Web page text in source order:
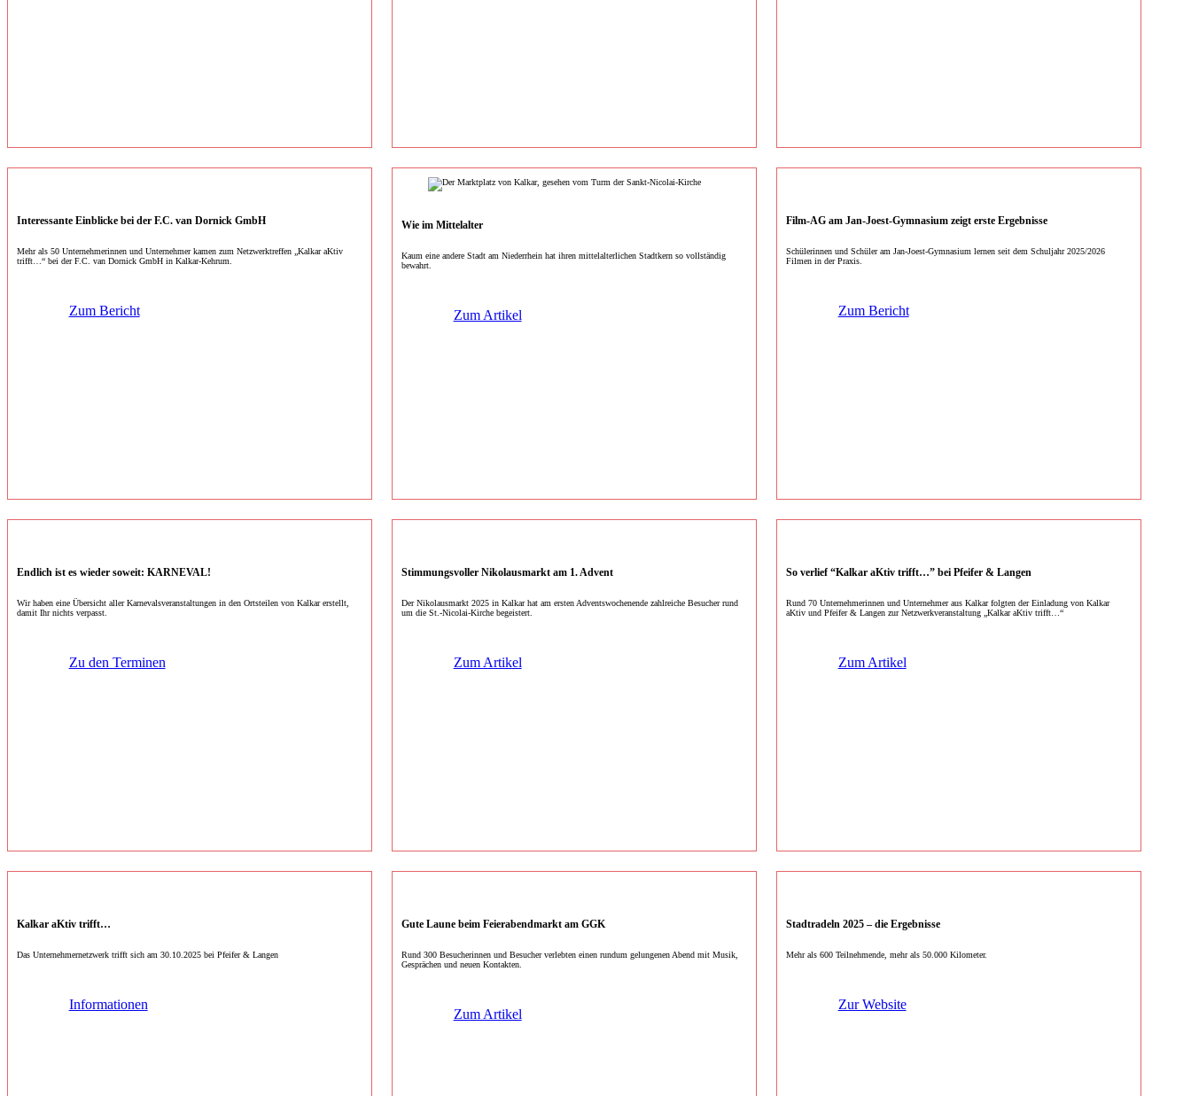
Interessante Einblicke bei der F.C. van Dornick GmbH
Mehr als 50 Unternehmerinnen und Unternehmer kamen zum Netzwerktreffen „Kalkar aKtiv
trifft…“ bei der F.C. van Dornick GmbH in Kalkar-Kehrum.
Zum Bericht
Wie im Mittelalter
Kaum eine andere Stadt am Niederrhein hat ihren mittelalterlichen Stadtkern so vollständig
bewahrt.
Zum Artikel
Film-AG am Jan-Joest-Gymnasium zeigt erste Ergebnisse
Schülerinnen und Schüler am Jan-Joest-Gymnasium lernen seit dem Schuljahr 2025/2026
Filmen in der Praxis.
Zum Bericht
Endlich ist es wieder soweit: KARNEVAL!
Wir haben eine Übersicht aller Karnevalsveranstaltungen in den Ortsteilen von Kalkar erstellt,
damit Ihr nichts verpasst.
Zu den Terminen
Stimmungsvoller Nikolausmarkt am 1. Advent
Der Nikolausmarkt 2025 in Kalkar hat am ersten Adventswochenende zahlreiche Besucher rund
um die St.-Nicolai-Kirche begeistert.
Zum Artikel
So verlief “Kalkar aKtiv trifft…” bei Pfeifer & Langen
Rund 70 Unternehmerinnen und Unternehmer aus Kalkar folgten der Einladung von Kalkar
aKtiv und Pfeifer & Langen zur Netzwerkveranstaltung „Kalkar aKtiv trifft…“
Zum Artikel
Kalkar aKtiv trifft…
Das Unternehmernetzwerk trifft sich am 30.10.2025 bei Pfeifer & Langen
Informationen
Gute Laune beim Feierabendmarkt am GGK
Rund 300 Besucherinnen und Besucher verlebten einen rundum gelungenen Abend mit Musik,
Gesprächen und neuen Kontakten.
Zum Artikel
Stadtradeln 2025 – die Ergebnisse
Mehr als 600 Teilnehmende, mehr als 50.000 Kilometer.
Zur Website